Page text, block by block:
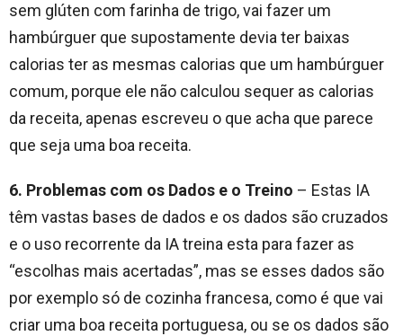
sem glúten com farinha de trigo, vai fazer um
hambúrguer que supostamente devia ter baixas
calorias ter as mesmas calorias que um hambúrguer
comum, porque ele não calculou sequer as calorias
da receita, apenas escreveu o que acha que parece
que seja uma boa receita.
6. Problemas com os Dados e o Treino – Estas IA
têm vastas bases de dados e os dados são cruzados
e o uso recorrente da IA treina esta para fazer as
“escolhas mais acertadas”, mas se esses dados são
por exemplo só de cozinha francesa, como é que vai
criar uma boa receita portuguesa, ou se os dados são